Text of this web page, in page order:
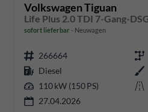
Volkswagen Tiguan
Life Plus 2.0 TDI 7-Gang-
sofort lieferbar Neuwagen
266664
Diesel
110 kW (150 PS)
27.04.2026